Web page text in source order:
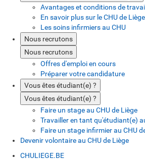
Avantages et conditions de travail
En savoir plus sur le CHU de Liège
Les soins infirmiers au CHU
Nous recrutons
Nous recrutons
Offres d'emploi en cours
Préparer votre candidature
Vous êtes étudiant(e) ?
Vous êtes étudiant(e) ?
Faire un stage au CHU de Liège
Travailler en tant qu'étudiant(e)
Faire un stage infirmier au CHU
Devenir volontaire au CHU de Liège
CHULIEGE.BE